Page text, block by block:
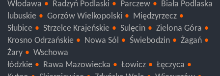
Włodawa
Radzyń Podlaski Parczew
Biała Podlaska
lubuskie
Gorzów Wielkopolski
Międzyrzecz
Słubice
Strzelce Krajeńskie Sulęcin
Zielona Góra
Krosno Odrzańskie
Nowa Sól Świebodzin
Żagań
Żary
Wschowa
łódzkie
Rawa Mazowiecka Łowicz
Łęczyca